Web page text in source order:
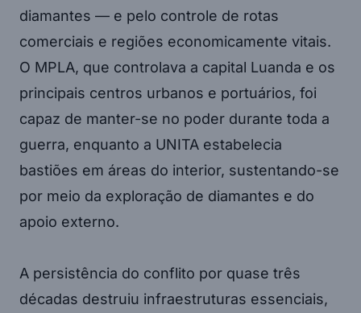
diamantes — e pelo controle de rotas
comerciais e regiões economicamente vitais.
O MPLA, que controlava a capital Luanda e os
principais centros urbanos e portuários, foi
capaz de manter-se no poder durante toda a
guerra, enquanto a UNITA estabelecia
bastiões em áreas do interior, sustentando-se
por meio da exploração de diamantes e do
apoio externo.
A persistência do conflito por quase três
décadas destruiu infraestruturas essenciais,